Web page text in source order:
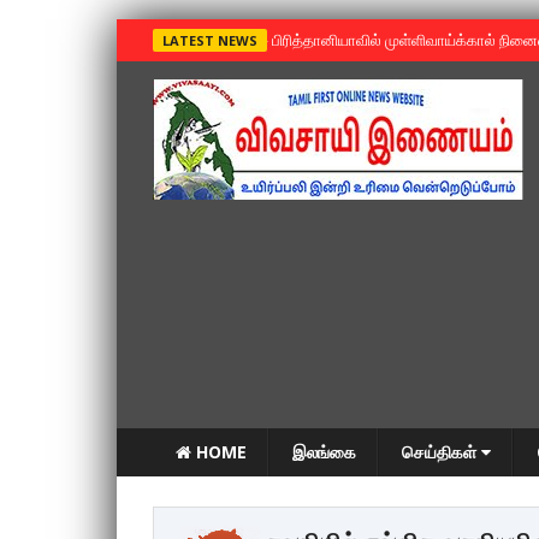
LATEST NEWS »பிரித்தானியாவில் முள்ளிவாய்க்கால்
HOME இலங்கை செய்திகள்